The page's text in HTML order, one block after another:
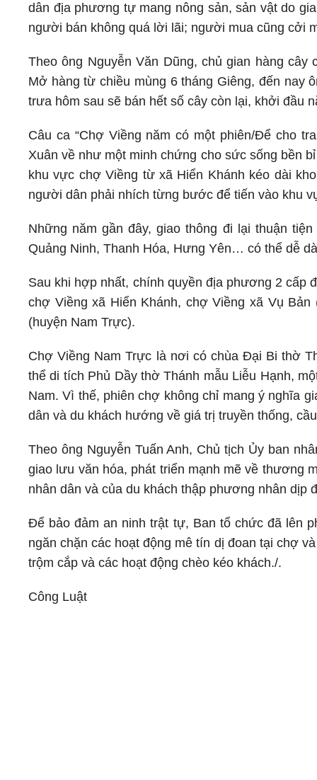
dân địa phương tự mang nông sản, sản vật do
người bán không quá lời lãi; người mua cũng cởi
Theo ông Nguyễn Văn Dũng, chủ gian hàng
Mở hàng từ chiều mùng 6 tháng Giêng, đến nay
trưa hôm sau sẽ bán hết số cây còn lại, khởi đầu
Câu ca “Chợ Viềng năm có một phiên/Để cho
Xuân về như một minh chứng cho sức sống bền
khu vực chợ Viềng từ xã Hiển Khánh kéo dài
người dân phải nhích từng bước để tiến vào khu
Những năm gần đây, giao thông đi lại thuận
Quảng Ninh, Thanh Hóa, Hưng Yên… có thể dễ
Sau khi hợp nhất, chính quyền địa phương 2 cấp
chợ Viềng xã Hiển Khánh, chợ Viềng xã Vụ
(huyện Nam Trực).
Chợ Viềng Nam Trực là nơi có chùa Đại Bi thờ
thể di tích Phủ Dầy thờ Thánh mẫu Liễu Hạnh,
Nam. Vì thế, phiên chợ không chỉ mang ý nghĩa
dân và du khách hướng về giá trị truyền thống,
Theo ông Nguyễn Tuấn Anh, Chủ tịch Ủy ban
giao lưu văn hóa, phát triển mạnh mẽ về thương
nhân dân và của du khách thập phương nhân dịp
Để bảo đảm an ninh trật tự, Ban tổ chức đã lên
ngăn chặn các hoạt động mê tín dị đoan tại chợ
trộm cắp và các hoạt động chèo kéo khách./.
Công Luật